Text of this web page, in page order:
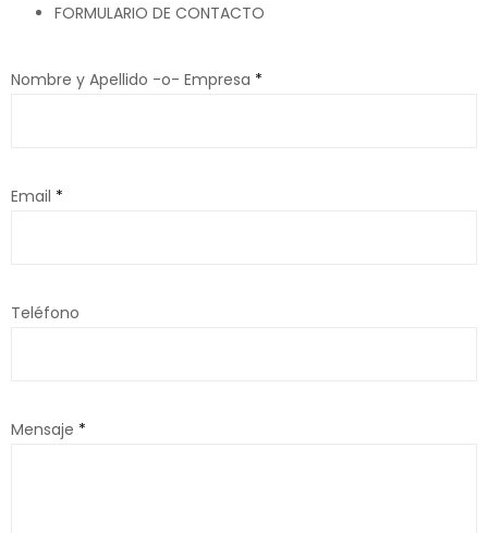
FORMULARIO DE CONTACTO
Nombre y Apellido -o- Empresa *
Email *
Teléfono
Mensaje *